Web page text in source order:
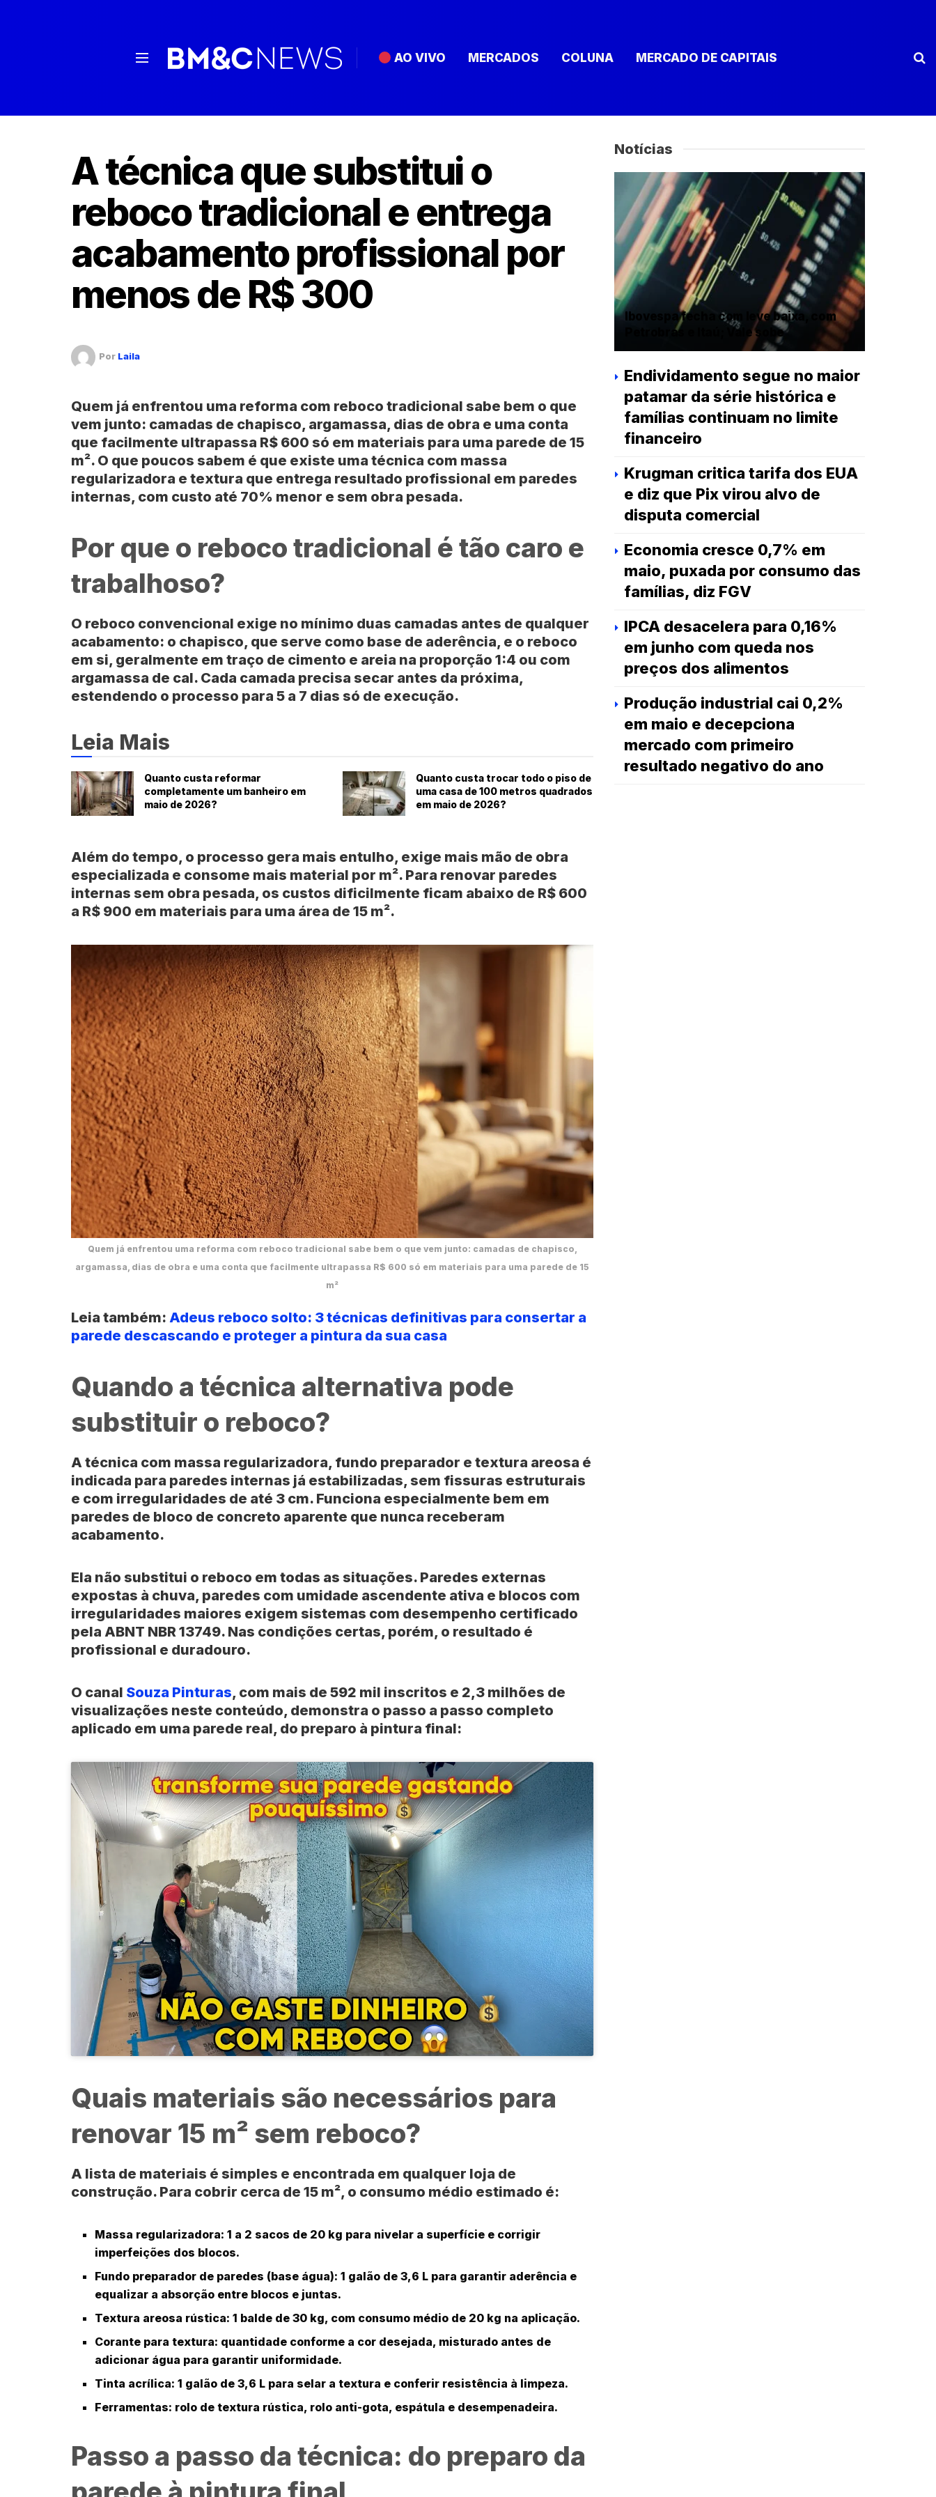
AO VIVO MERCADOS COLUNA MERCADO DE CAPITAIS
A técnica que substitui o
reboco tradicional e entrega
acabamento profissional por
menos de R$ 300
Por Laila
Quem já enfrentou uma reforma com reboco tradicional sabe bem o que
vem junto: camadas de chapisco, argamassa, dias de obra e uma conta
que facilmente ultrapassa R$ 600 só em materiais para uma parede de 15
m². O que poucos sabem é que existe uma técnica com massa
regularizadora e textura que entrega resultado profissional em paredes
internas, com custo até 70% menor e sem obra pesada.
Por que o reboco tradicional é tão caro e
trabalhoso?
O reboco convencional exige no mínimo duas camadas antes de qualquer
acabamento: o chapisco, que serve como base de aderência, e o reboco
em si, geralmente em traço de cimento e areia na proporção 1:4 ou com
argamassa de cal. Cada camada precisa secar antes da próxima,
estendendo o processo para 5 a 7 dias só de execução.
Leia Mais
Quanto custa reformar
completamente um banheiro em
maio de 2026?
Quanto custa trocar todo o piso de
uma casa de 100 metros quadrados
em maio de 2026?
Além do tempo, o processo gera mais entulho, exige mais mão de obra
especializada e consome mais material por m². Para renovar paredes
internas sem obra pesada, os custos dificilmente ficam abaixo de R$ 600
a R$ 900 em materiais para uma área de 15 m².
Quem já enfrentou uma reforma com reboco tradicional sabe bem o que vem junto: camadas de chapisco,
argamassa, dias de obra e uma conta que facilmente ultrapassa R$ 600 só em materiais para uma parede de 15
m²
Leia também: Adeus reboco solto: 3 técnicas definitivas para consertar a
parede descascando e proteger a pintura da sua casa
Quando a técnica alternativa pode
substituir o reboco?
A técnica com massa regularizadora, fundo preparador e textura areosa é
indicada para paredes internas já estabilizadas, sem fissuras estruturais
e com irregularidades de até 3 cm. Funciona especialmente bem em
paredes de bloco de concreto aparente que nunca receberam
acabamento.
Ela não substitui o reboco em todas as situações. Paredes externas
expostas à chuva, paredes com umidade ascendente ativa e blocos com
irregularidades maiores exigem sistemas com desempenho certificado
pela ABNT NBR 13749. Nas condições certas, porém, o resultado é
profissional e duradouro.
O canal Souza Pinturas, com mais de 592 mil inscritos e 2,3 milhões de
visualizações neste conteúdo, demonstra o passo a passo completo
aplicado em uma parede real, do preparo à pintura final:
Quais materiais são necessários para
renovar 15 m² sem reboco?
A lista de materiais é simples e encontrada em qualquer loja de
construção. Para cobrir cerca de 15 m², o consumo médio estimado é:
Massa regularizadora: 1 a 2 sacos de 20 kg para nivelar a superfície e corrigir
imperfeições dos blocos.
Fundo preparador de paredes (base água): 1 galão de 3,6 L para garantir aderência e
equalizar a absorção entre blocos e juntas.
Textura areosa rústica: 1 balde de 30 kg, com consumo médio de 20 kg na aplicação.
Corante para textura: quantidade conforme a cor desejada, misturado antes de
adicionar água para garantir uniformidade.
Tinta acrílica: 1 galão de 3,6 L para selar a textura e conferir resistência à limpeza.
Ferramentas: rolo de textura rústica, rolo anti-gota, espátula e desempenadeira.
Passo a passo da técnica: do preparo da
Notícias
Ibovespa fecha com leve baixa, com
Petrobras e Itaú; Vale sobe
Endividamento segue no maior
patamar da série histórica e
famílias continuam no limite
financeiro
Krugman critica tarifa dos EUA
e diz que Pix virou alvo de
disputa comercial
Economia cresce 0,7% em
maio, puxada por consumo das
famílias, diz FGV
IPCA desacelera para 0,16%
em junho com queda nos
preços dos alimentos
Produção industrial cai 0,2%
em maio e decepciona
mercado com primeiro
resultado negativo do ano